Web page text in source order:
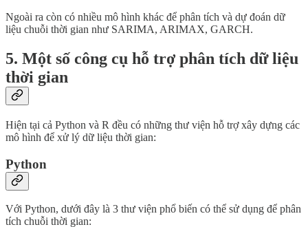
Ngoài ra còn có nhiều mô hình khác để phân tích và dự đoán dữ
liệu chuỗi thời gian như SARIMA, ARIMAX, GARCH.
5. Một số công cụ hỗ trợ phân tích dữ liệu
thời gian
Hiện tại cả Python và R đều có những thư viện hỗ trợ xây dựng các
mô hình để xử lý dữ liệu thời gian:
Python
Với Python, dưới đây là 3 thư viện phổ biến có thể sử dụng để phân
tích chuỗi thời gian: